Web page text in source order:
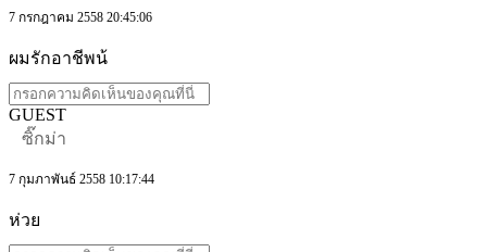
7 กรกฎาคม 2558 20:45:06
ผมรักอาชีพน้
GUEST
ซิ๊กม่า
7 กุมภาพันธ์ 2558 10:17:44
ห่วย